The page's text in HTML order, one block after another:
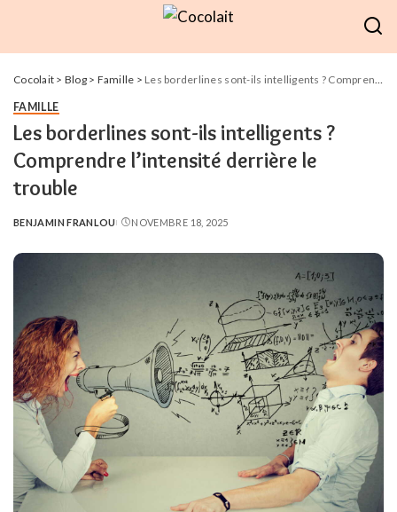
Cocolait > Blog> Famille > Les borderlines sont-ils intelligents ? Comprendre l’intensité derrière le trouble
FAMILLE
Les borderlines sont-ils intelligents ?
Comprendre l’intensité derrière le
trouble
POSTED
BENJAMIN FRANLOU NOVEMBRE 18, 2025